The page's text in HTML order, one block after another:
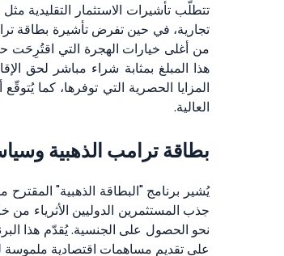
هذا المبلغ بمثابة شراء مباشر لحق
المزايا الحصرية التي توفرها، كما
العالية.
بطاقة ترامب الذهبية
يُشير برنامج "البطاقة الذهبية"
نحو الحصول على الجنسية. يُقدّم هذا
على تقديم مساهمات اقتصادية ملموسة